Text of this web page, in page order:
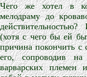
Чего же хотел в
мелодраму до
(хотя с чего бы ей
причина покончить
его, сопроводив
варварских племен